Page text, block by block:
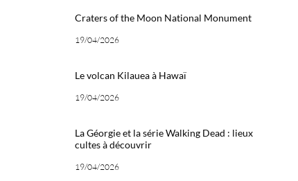
Craters of the Moon National Monument
19/04/2026
Le volcan Kilauea à Hawaï
19/04/2026
La Géorgie et la série Walking Dead : lieux
cultes à découvrir
19/04/2026